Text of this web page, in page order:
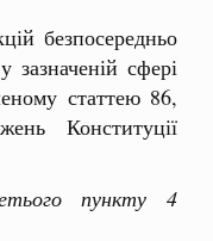
безпосередньо
сфері
статтею 86,
Конституції
пункту 4